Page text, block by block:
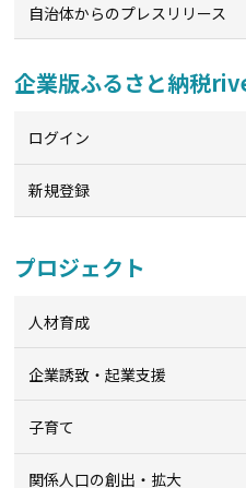
自治体からのプレスリリース
企業版ふるさと納税
ログイン
新規登録
プロジェクト
人材育成
企業誘致・起業支援
子育て
関係人口の創出・拡大